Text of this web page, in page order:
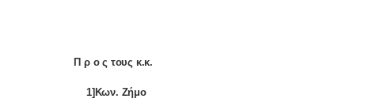
Π ρ ο ς τους κ.κ.
1]Κων. Ζήμο